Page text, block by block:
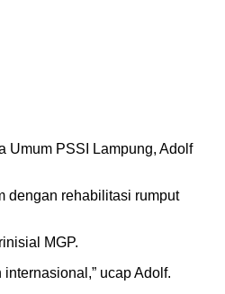
Umum PSSI Lampung, Adolf
dengan rehabilitasi rumput
MGP.
ucap Adolf.